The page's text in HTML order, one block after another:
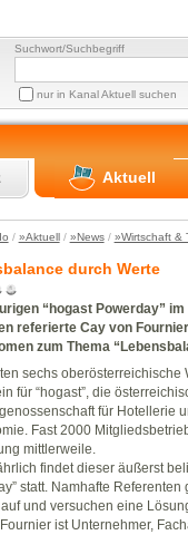
Suchwort/Suchbegriff
nur in Kanal Aktuell suchen
Aktuell
/ »Aktuell/ »News/ »Wirtschaft &
durch Werte
“hogast Powerday”
referierte Cay von
zum Thema
sechs oberösterreichische
für “hogast”, die
für Hotellerie
Fast 2000
mittlerweile.
findet dieser äußerst
statt. Namhafte
und versuchen eine
ist Unternehmer,